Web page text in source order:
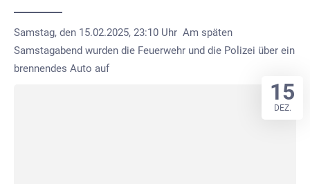
Samstag, den 15.02.2025, 23:10 Uhr Am späten
Samstagabend wurden die Feuerwehr und die Polizei über ein
brennendes Auto auf
15
DEZ.